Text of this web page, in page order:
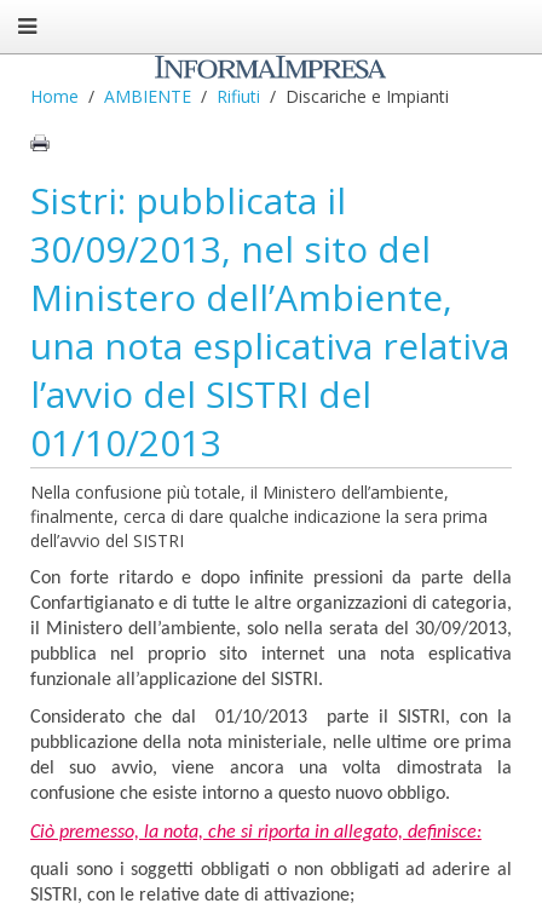
Home AMBIENTE Rifiuti Discariche e Impianti
Sistri: pubblicata il
30/09/2013, nel sito del
Ministero dell’Ambiente,
una nota esplicativa relativa
l’avvio del SISTRI del
01/10/2013
Nella confusione più totale, il Ministero dell’ambiente,
finalmente, cerca di dare qualche indicazione la sera prima
dell’avvio del SISTRI
Con forte ritardo e dopo infinite pressioni da parte della
Confartigianato e di tutte le altre organizzazioni di categoria,
il Ministero dell’ambiente, solo nella serata del 30/09/2013,
pubblica nel proprio sito internet una nota esplicativa
funzionale all’applicazione del SISTRI.
Considerato che dal 01/10/2013 parte il SISTRI, con la
pubblicazione della nota ministeriale, nelle ultime ore prima
del suo avvio, viene ancora una volta dimostrata la
confusione che esiste intorno a questo nuovo obbligo.
Ciò premesso, la nota, che si riporta in allegato, definisce:
quali sono i soggetti obbligati o non obbligati ad aderire al
SISTRI, con le relative date di attivazione;